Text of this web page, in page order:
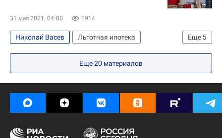
31 мая 2021, 04:00 1914
Еще5
Николай Васев
Льготная ипотека
Сбербанк России
Жилье
ДомКлик
Еще20 материалов